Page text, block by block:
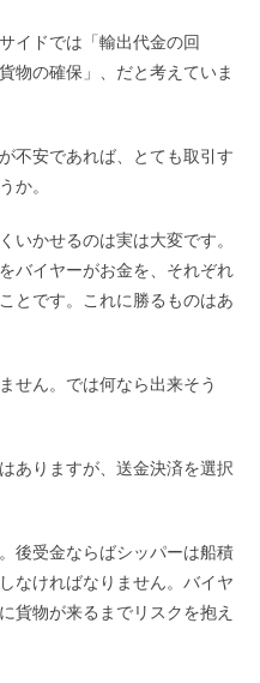
イドでは「輸出代金の回
物の確保」、だと考えていま
不安であれば、とても取引す
か。
いかせるのは実は大変です。
バイヤーがお金を、それぞれ
とです。これに勝るものはあ
せん。では何なら出来そう
ありますが、送金決済を選択
後受金ならばシッパーは船積
なければなりません。バイヤ
貨物が来るまでリスクを抱え